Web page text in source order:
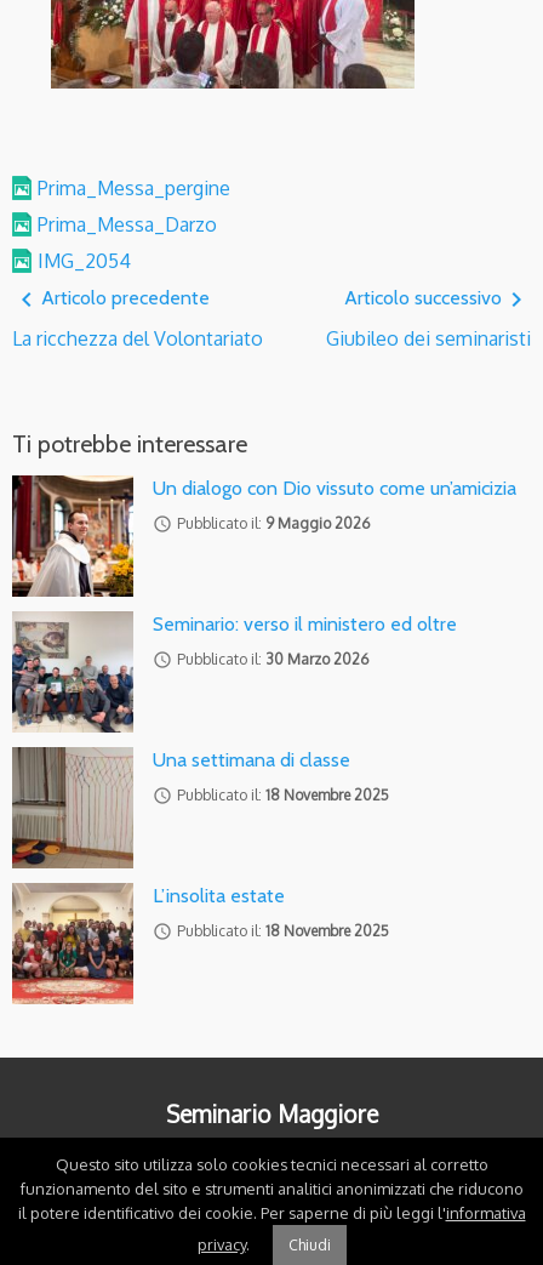
Prima_Messa_pergine
Prima_Messa_Darzo
IMG_2054
navigate_before Articolo precedente
La ricchezza del Volontariato
Articolo successivo navigate_next
Giubileo dei seminaristi
Ti potrebbe interessare
Un dialogo con Dio vissuto come un’amicizia
access_time Pubblicato il: 9 Maggio 2026
Seminario: verso il ministero ed oltre
access_time Pubblicato il: 30 Marzo 2026
Una settimana di classe
access_time Pubblicato il: 18 Novembre 2025
L’insolita estate
access_time Pubblicato il: 18 Novembre 2025
Seminario Maggiore
38122 Trento - Corso Tre Novembre, 46
Contatti
Questo sito utilizza solo cookies tecnici necessari al corretto
funzionamento del sito e strumenti analitici anonimizzati che riducono
il potere identificativo dei cookie. Per saperne di più leggi l'informativa
privacy. Chiudi